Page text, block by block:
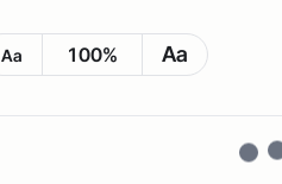
Aa 100% Aa